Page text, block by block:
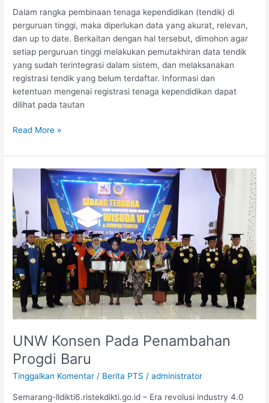
Dalam rangka pembinaan tenaga kependidikan (tendik) di
perguruan tinggi, maka diperlukan data yang akurat, relevan,
dan up to date. Berkaitan dengan hal tersebut, dimohon agar
setiap perguruan tinggi melakukan pemutakhiran data tendik
yang sudah terintegrasi dalam sistem, dan melaksanakan
registrasi tendik yang belum terdaftar. Informasi dan
ketentuan mengenai registrasi tenaga kependidikan dapat
dilihat pada tautan
Kependidikan
Read More »
UNW Konsen Pada Penambahan
Progdi Baru
Tinggalkan Komentar / Berita PTS /administrator
Semarang-lldikti6.ristekdikti.go.id – Era revolusi industry 4.0
Konsen
Pada
Penambahan
Progdi
Baru